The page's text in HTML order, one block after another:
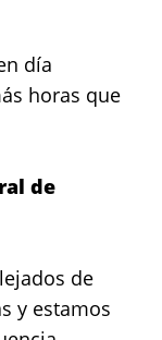
día
horas que
de
de
y estamos